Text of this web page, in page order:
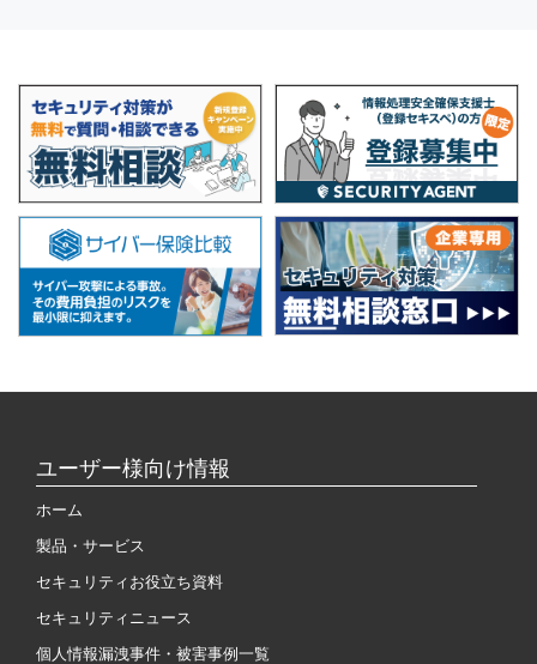
ユーザー様向け情報
ホーム
製品・サービス
セキュリティお役立ち資料
セキュリティニュース
個人情報漏洩事件・被害事例一覧